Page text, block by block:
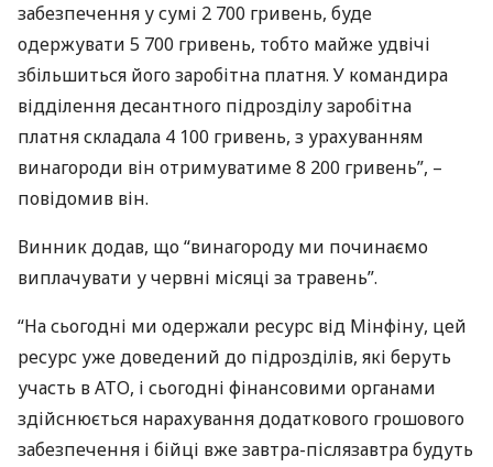
забезпечення у сумі 2 700 гривень, буде
одержувати 5 700 гривень, тобто майже удвічі
збільшиться його заробітна платня. У командира
відділення десантного підрозділу заробітна
платня складала 4 100 гривень, з урахуванням
винагороди він отримуватиме 8 200 гривень”, –
повідомив він.
Винник додав, що “винагороду ми починаємо
виплачувати у червні місяці за травень”.
“На сьогодні ми одержали ресурс від Мінфіну, цей
ресурс уже доведений до підрозділів, які беруть
участь вАТО, і сьогодні фінансовими органами
здійснюється нарахування додаткового грошового
забезпечення і бійці вже завтра-післязавтра будуть